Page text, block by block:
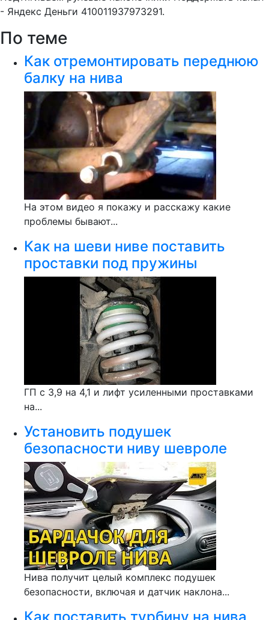
- Яндекс Деньги 410011937973291.
По теме
Как отремонтировать переднюю
балку на нива
На этом видео я покажу и расскажу какие
проблемы бывают...
Как на шеви ниве поставить
проставки под пружины
ГП с 3,9 на 4,1 и лифт усиленными проставками
на...
Установить подушек
безопасности ниву шевроле
Нива получит целый комплекс подушек
безопасности, включая и датчик наклона...